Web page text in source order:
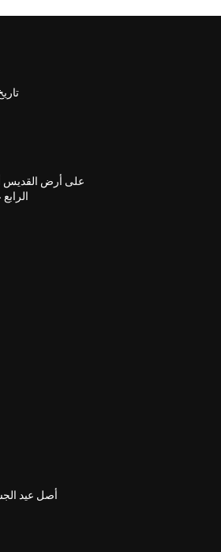
على أرض القديس
أصل عيد